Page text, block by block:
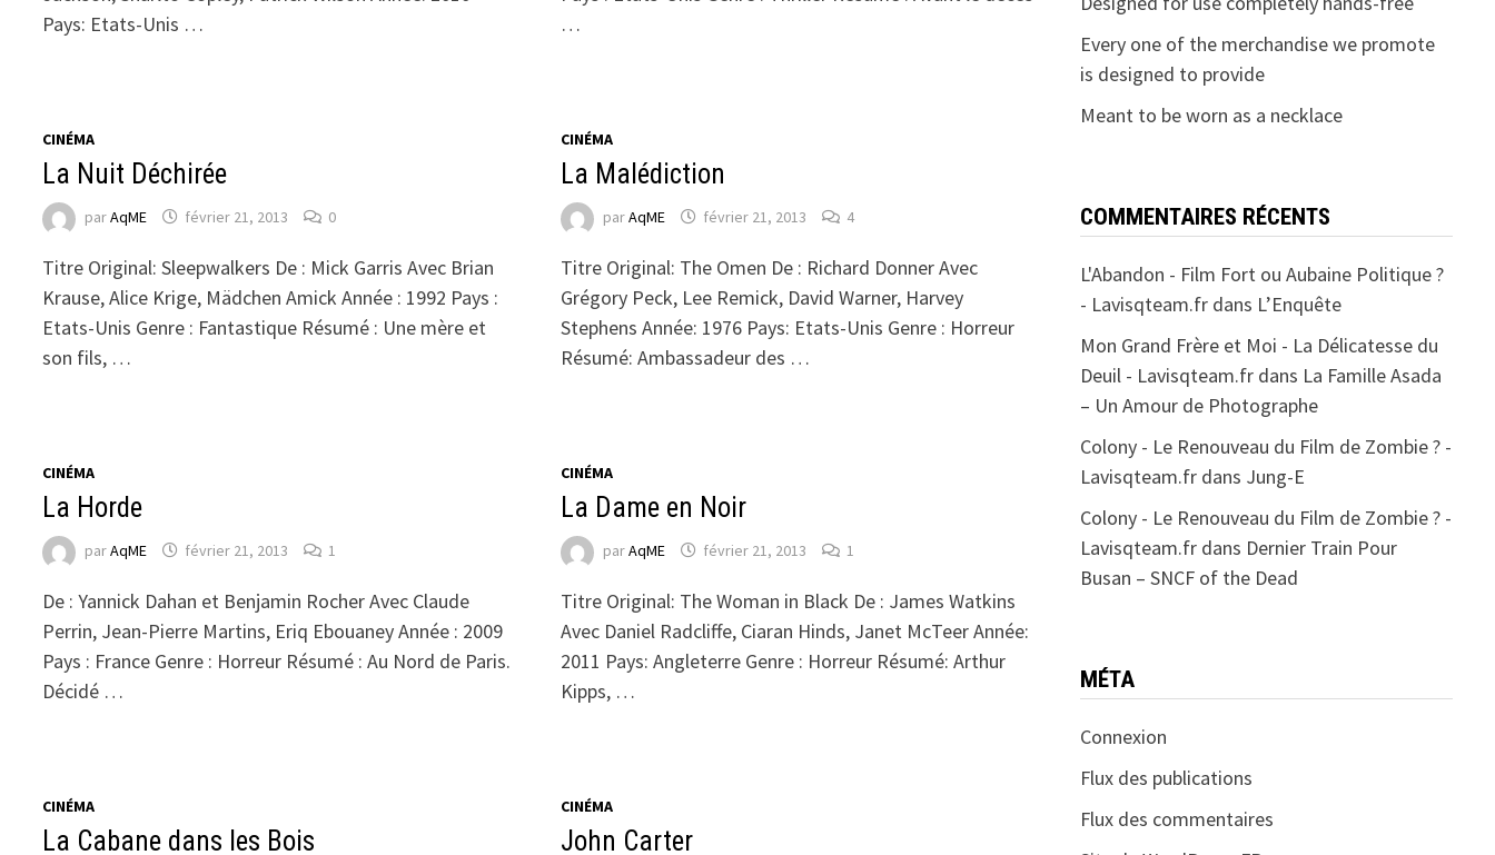
Pays: Etats-Unis …
…
CINÉMA
La Nuit Déchirée
parAqME février 21, 2013 0
Titre Original: Sleepwalkers De : Mick Garris Avec Brian
Krause, Alice Krige, Mädchen Amick Année : 1992 Pays :
Etats-Unis Genre : Fantastique Résumé : Une mère et
son fils, …
CINÉMA
La Malédiction
parAqME février 21, 2013 4
Titre Original: The Omen De : Richard Donner Avec
Grégory Peck, Lee Remick, David Warner, Harvey
Stephens Année: 1976 Pays: Etats-Unis Genre : Horreur
Résumé: Ambassadeur des …
CINÉMA
La Horde
parAqME février 21, 2013 1
De : Yannick Dahan et Benjamin Rocher Avec Claude
Perrin, Jean-Pierre Martins, Eriq Ebouaney Année : 2009
Pays : France Genre : Horreur Résumé : Au Nord de Paris.
Décidé …
CINÉMA
La Dame en Noir
parAqME février 21, 2013 1
Titre Original: The Woman in Black De : James Watkins
Avec Daniel Radcliffe, Ciaran Hinds, Janet McTeer Année:
2011 Pays: Angleterre Genre : Horreur Résumé: Arthur
Kipps, …
CINÉMA
La Cabane dans les Bois
CINÉMA
John Carter
Every one of the merchandise we promote
is designed to provide
Meant to be worn as a necklace
COMMENTAIRES RÉCENTS
L'Abandon - Film Fort ou Aubaine Politique ?
- Lavisqteam.frdans L’Enquête
Mon Grand Frère et Moi - La Délicatesse du
Deuil - Lavisqteam.frdans La Famille Asada
– Un Amour de Photographe
Colony - Le Renouveau du Film de Zombie ? -
Lavisqteam.frdans Jung-E
Colony - Le Renouveau du Film de Zombie ? -
Lavisqteam.frdans Dernier Train Pour
Busan – SNCF of the Dead
MÉTA
Connexion
Flux des publications
Flux des commentaires